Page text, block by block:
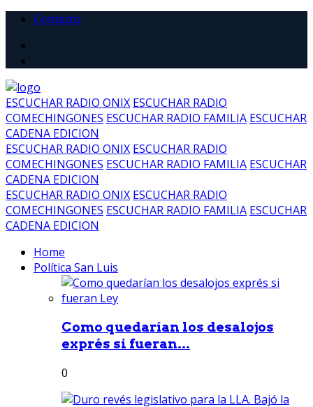
Contacto
ESCUCHAR RADIO ONIX ESCUCHAR RADIO
COMECHINGONES ESCUCHAR RADIO FAMILIA ESCUCHAR
CADENA EDICION
ESCUCHAR RADIO ONIX ESCUCHAR RADIO
COMECHINGONES ESCUCHAR RADIO FAMILIA ESCUCHAR
CADENA EDICION
ESCUCHAR RADIO ONIX ESCUCHAR RADIO
COMECHINGONES ESCUCHAR RADIO FAMILIA ESCUCHAR
CADENA EDICION
Home
Política San Luis
Como quedarían los desalojos
exprés si fueran...
0